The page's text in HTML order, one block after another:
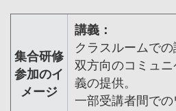
集合研修
参加のイ
メージ
講義：
クラスルームで
双方向のコミュ
義の提供。
一部受講者間で